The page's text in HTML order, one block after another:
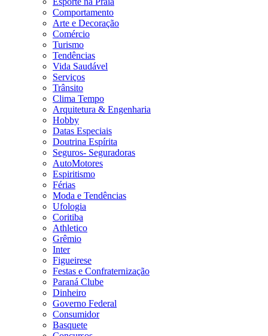
Comportamento
Arte e Decoração
Comércio
Turismo
Tendências
Vida Saudável
Serviços
Trânsito
Clima Tempo
Arquitetura & Engenharia
Hobby
Datas Especiais
Doutrina Espírita
Seguros- Seguradoras
AutoMotores
Espiritismo
Férias
Moda e Tendências
Ufologia
Coritiba
Athletico
Grêmio
Inter
Figueirese
Festas e Confraternização
Paraná Clube
Dinheiro
Governo Federal
Consumidor
Basquete